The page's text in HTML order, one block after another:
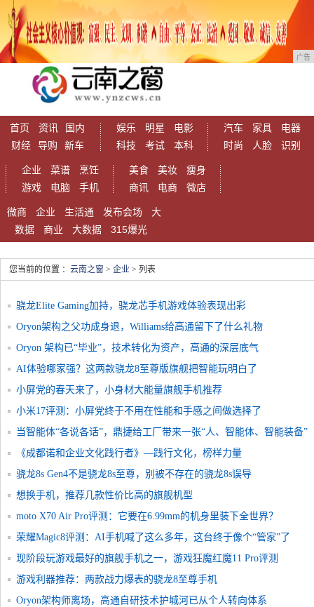
广告
首页 资讯
国内
财经
导购 新车
娱乐 明星
电影
科技
考试 本科
汽车 家具
电器
时尚
人脸 识别
企业 菜谱
烹饪
游戏
电脑 手机
美食 美妆
瘦身
商讯
电商 微店
微商 企业 生活通 发布会场
大
数据
商业 大数据 315爆光
您当前的位置 ： 云南之窗 > 企业 > 列表
骁龙Elite Gaming加持，骁龙芯手机游戏体验表现出彩
Oryon架构之父功成身退，Williams给高通留下了什么礼物
Oryon 架构已“毕业”，技术转化为资产，高通的深层底气
AI体验哪家强？这两款骁龙8至尊版旗舰把智能玩明白了
小屏党的春天来了，小身材大能量旗舰手机推荐
小米17评测：小屏党终于不用在性能和手感之间做选择了
当智能体“各说各话”，鼎捷给工厂带来一张“人、智能体、智能装备”
的“协同作战图”
《成都诺和企业文化践行者》—践行文化，榜样力量
骁龙8s Gen4不是骁龙8s至尊，别被不存在的骁龙8s误导
想换手机，推荐几款性价比高的旗舰机型
moto X70 Air Pro评测：它要在6.99mm的机身里装下全世界？
荣耀Magic8评测：AI手机喊了这么多年，这台终于像个“管家”了
现阶段玩游戏最好的旗舰手机之一，游戏狂魔红魔11 Pro评测
游戏利器推荐：两款战力爆表的骁龙8至尊手机
Oryon架构师离场，高通自研技术护城河已从个人转向体系